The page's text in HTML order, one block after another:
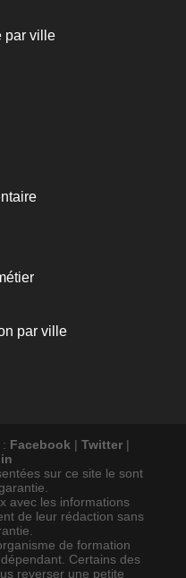
par ville
par ville
Facebook| Twitter|
sur ce site le sont
avec les informations
de leur rédaction sans
de formation
Certains des
reverser une petite